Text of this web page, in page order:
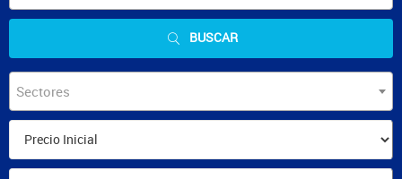
BUSCAR
Sectores